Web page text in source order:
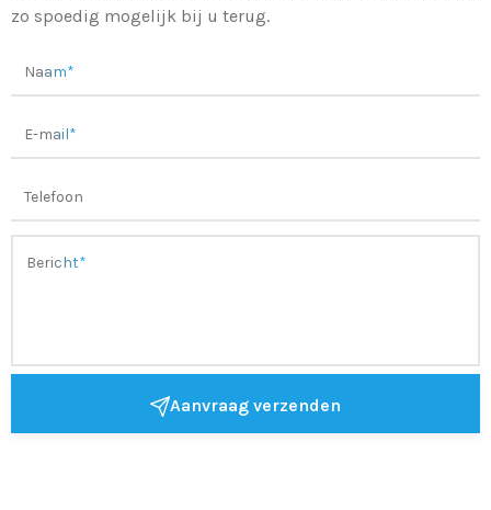
zo spoedig mogelijk bij u terug.
Aanvraag verzenden